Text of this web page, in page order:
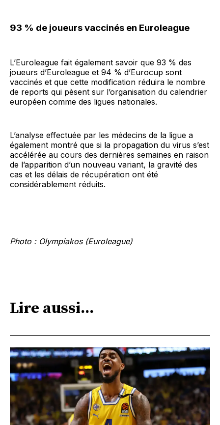
93 % de joueurs vaccinés en Euroleague
L’Euroleague fait également savoir que 93 % des
joueurs d’Euroleague et 94 % d’Eurocup sont
vaccinés et que cette modification réduira le nombre
de reports qui pèsent sur l’organisation du calendrier
européen comme des ligues nationales.
L’analyse effectuée par les médecins de la ligue a
également montré que si la propagation du virus s’est
accélérée au cours des dernières semaines en raison
de l’apparition d’un nouveau variant, la gravité des
cas et les délais de récupération ont été
considérablement réduits.
Photo : Olympiakos (Euroleague)
Lire aussi...